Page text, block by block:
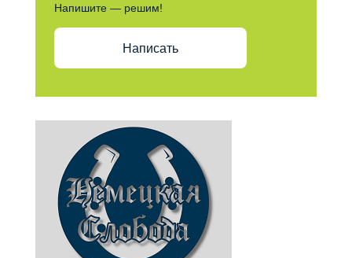
Напишите — решим!
Написать